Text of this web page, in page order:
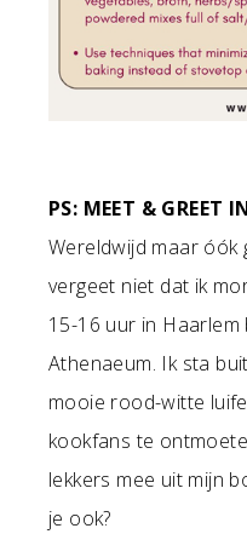
PS: MEET & GREET
Wereldwijd maar óók
vergeet niet dat ik
15-16 uur in Haarlem
Athenaeum. Ik sta
mooie rood-witte
kookfans te
lekkers mee uit mijn
je ook?